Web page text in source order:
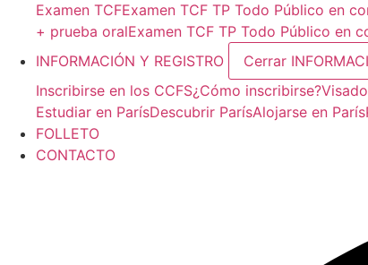
Examen TCFExamen TCF TP Todo Público en
+ prueba oralExamen TCF TP Todo Público en
INFORMACIÓN Y REGISTRO
Cerrar
Inscribirse en los CCFS¿Cómo inscribirse?
Estudiar en ParísDescubrir ParísAlojarse en París
FOLLETO
CONTACTO